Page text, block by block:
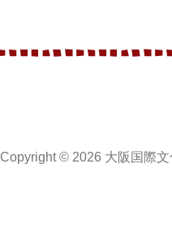
Copyright © 2026 大阪国際文